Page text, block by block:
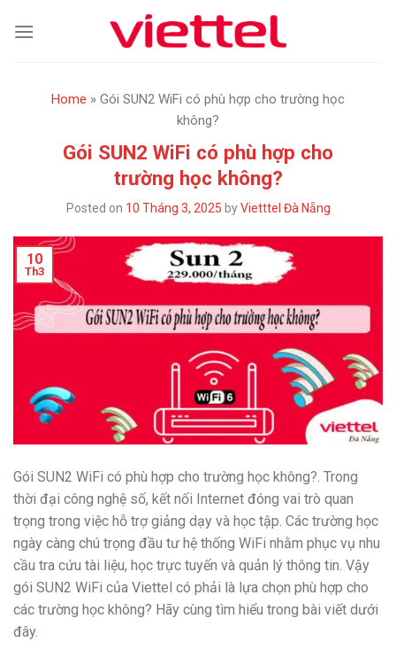
Home » Gói SUN2 WiFi có phù hợp cho trường học
không?
Gói SUN2 WiFi có phù hợp cho
trường học không?
Posted on 10 Tháng 3, 2025 byVietttel Đà Nẵng
10
Th3
Gói SUN2 WiFi có phù hợp cho trường học không?. Trong
thời đại công nghệ số, kết nối Internet đóng vai trò quan
trọng trong việc hỗ trợ giảng dạy và học tập. Các trường học
ngày càng chú trọng đầu tư hệ thống WiFi nhằm phục vụ nhu
cầu tra cứu tài liệu, học trực tuyến và quản lý thông tin. Vậy
gói SUN2 WiFi của Viettel có phải là lựa chọn phù hợp cho
các trường học không? Hãy cùng tìm hiểu trong bài viết dưới
đây.